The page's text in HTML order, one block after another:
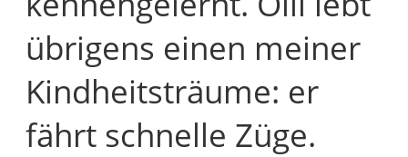
übrigens einen meiner
Kindheitsträume: er
fährt schnelle Züge.